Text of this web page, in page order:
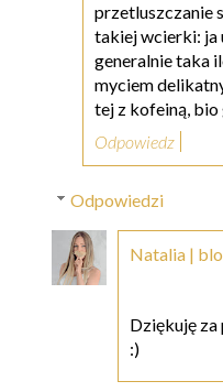
przetluszczanie
takiej wcierki: ja
generalnie taka
myciem
tej z kofeiną, bio
Odpowiedz
Odpowiedzi
Natalia |
Dziękuję za
:)